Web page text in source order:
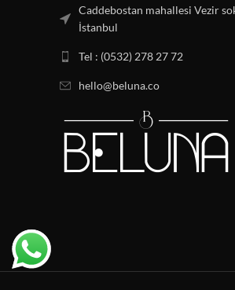
Caddebostan mahallesi Vezir
İstanbul
Tel : (0532) 278 27 72
hello@beluna.co